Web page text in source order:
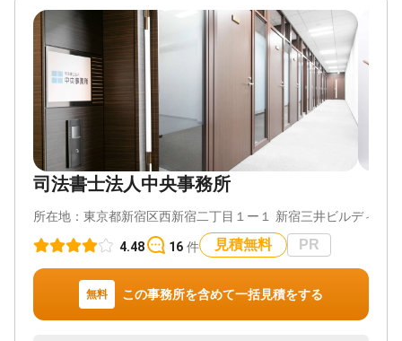
司法書士法人中央事務所
所在地： 東京都新宿区西新宿二丁目１ー１ 新宿三井ビルディン
4.48 16 件 見積無料 PR
無料 この事務所を含めて一括見積をする